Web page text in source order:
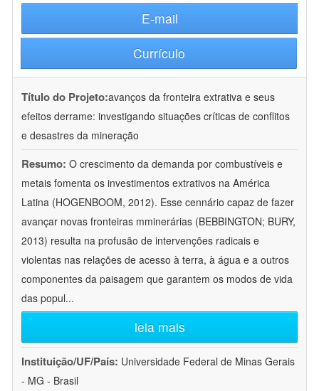
E-mail
Currículo
Título do Projeto:avanços da fronteira extrativa e seus
efeitos derrame: investigando situações críticas de conflitos
e desastres da mineração
Resumo: O crescimento da demanda por combustíveis e
metais fomenta os investimentos extrativos na América
Latina (HOGENBOOM, 2012). Esse cennário capaz de fazer
avançar novas fronteiras mminerárias (BEBBINGTON; BURY,
2013) resulta na profusão de intervenções radicais e
violentas nas relações de acesso à terra, à água e a outros
componentes da paisagem que garantem os modos de vida
das popul...
leia mais
Instituição/UF/País: Universidade Federal de Minas Gerais
- MG - Brasil